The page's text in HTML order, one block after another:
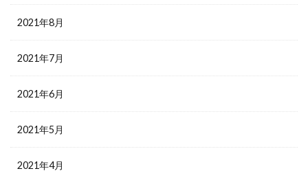
2021年8月
2021年7月
2021年6月
2021年5月
2021年4月